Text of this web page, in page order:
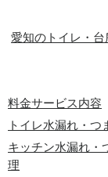
愛知のトイレ・
料金サービス内容
トイレ水漏れ・つ
キッチン水漏れ・
理